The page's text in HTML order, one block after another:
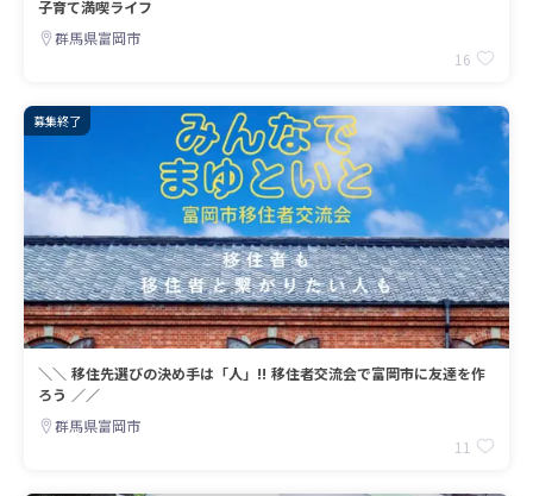
子育て満喫ライフ
群馬県富岡市
16
募集終了
＼＼ 移住先選びの決め手は「人」!! 移住者交流会で富岡市に友達を作
ろう ／／
群馬県富岡市
11